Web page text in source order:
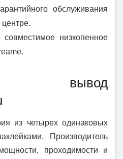
обслуживания
совместимое низкопенное
вывод
из четырех одинаковых
Производитель
проходимости и